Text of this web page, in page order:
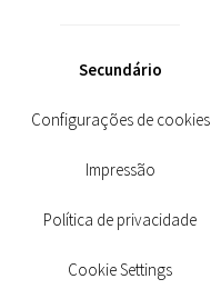
Secundário
Configurações de cookies
Impressão
Política de privacidade
Cookie Settings